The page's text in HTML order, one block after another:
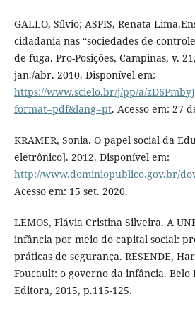
GALLO, Sílvio; ASPIS, Renata
cidadania nas “sociedades de
de fuga. Pro-Posições, Campinas, v.
jan./abr. 2010. Disponível em:
https://www.scielo.br/j/pp/a/
format=pdf&lang=pt. Acesso em: 27
KRAMER, Sonia. O papel social da
eletrônico]. 2012. Disponível em:
http://www.dominiopublico.gov.br/
Acesso em: 15 set. 2020.
LEMOS, Flávia Cristina Silveira. A
infância por meio do capital social:
práticas de segurança. RESENDE,
Foucault: o governo da infância.
Editora, 2015, p.115-125.